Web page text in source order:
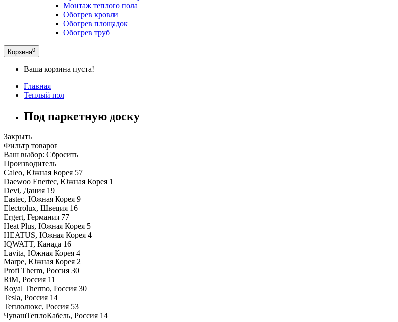
Монтаж теплого пола
Обогрев кровли
Обогрев площадок
Обогрев труб
Корзина0
Ваша корзина пуста!
Главная
Теплый пол
Под паркетную доску
Закрыть
Фильтр товаров
Ваш выбор: Сбросить
Производитель
Caleo, Южная Корея 57
Daewoo Enertec, Южная Корея 1
Devi, Дания 19
Eastec, Южная Корея 9
Electrolux, Швеция 16
Ergert, Германия 77
Heat Plus, Южная Корея 5
HEATUS, Южная Корея 4
IQWATT, Канада 16
Lavita, Южная Корея 4
Marpe, Южная Корея 2
Profi Therm, Россия 30
RiM, Россия 11
Royal Thermo, Россия 30
Tesla, Россия 14
Теплолюкс, Россия 53
ЧувашТеплоКабель, Россия 14